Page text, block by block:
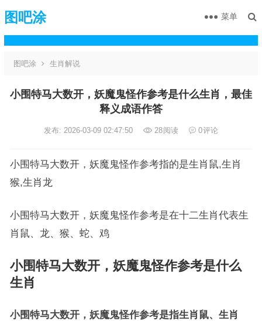
图吧涂 菜单
图吧涂 生肖解说
小围特马大数开，妖魔鬼怪作参考是什么生肖，最佳
释义成语作答
发布: 2026-03-09 02:47:50 28阅读 0评论
小围特马大数开，妖魔鬼怪作参考指的是生肖鼠,生肖
猴,生肖龙
小围特马大数开，妖魔鬼怪作参考是在十二生肖代表生
肖鼠、龙、猴、蛇、鸡
小围特马大数开，妖魔鬼怪作参考是什么
生肖
小围特马大数开，妖魔鬼怪作参考是指生肖鼠、生肖